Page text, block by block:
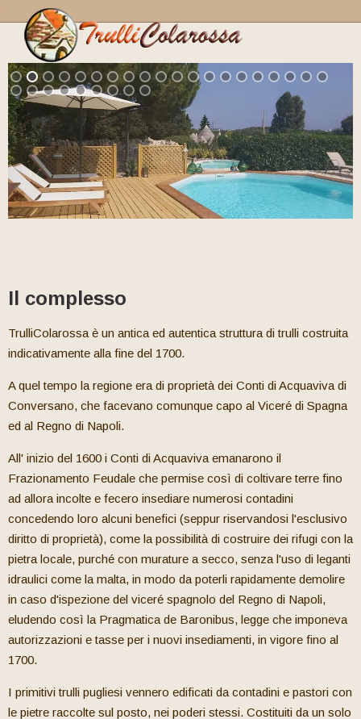
Home I nostri trulli Servizi Condizioni
Il complesso
TrulliColarossa è un antica ed autentica struttura di trulli costruita
indicativamente alla fine del 1700.
A quel tempo la regione era di proprietà dei Conti di Acquaviva di
Conversano, che facevano comunque capo al Viceré di Spagna
ed al Regno di Napoli.
All' inizio del 1600 i Conti di Acquaviva emanarono il
Frazionamento Feudale che permise così di coltivare terre fino
ad allora incolte e fecero insediare numerosi contadini
concedendo loro alcuni benefici (seppur riservandosi l'esclusivo
diritto di proprietà), come la possibilità di costruire dei rifugi con la
pietra locale, purché con murature a secco, senza l'uso di leganti
idraulici come la malta, in modo da poterli rapidamente demolire
in caso d'ispezione del viceré spagnolo del Regno di Napoli,
eludendo così la Pragmatica de Baronibus, legge che imponeva
autorizzazioni e tasse per i nuovi insediamenti, in vigore fino al
1700.
I primitivi trulli pugliesi vennero edificati da contadini e pastori con
le pietre raccolte sul posto, nei poderi stessi. Costituiti da un solo